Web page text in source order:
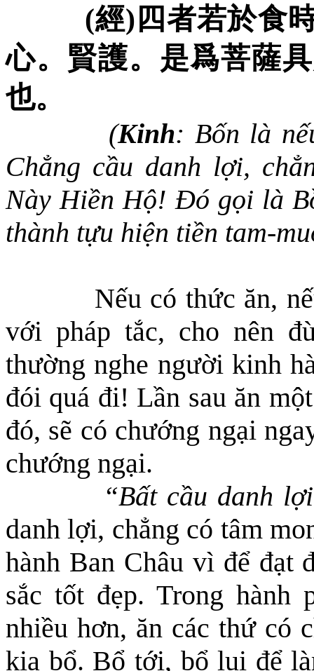
(經) 四者若於食
心。賢護。是爲菩薩
也。
(Kinh: Bốn là
Chẳng cầu danh lợi,
Này Hiền Hộ! Đó gọi là
thành tựu hiện tiền tam-
Nếu có thức ăn,
với pháp tắc, cho nên
thường nghe người kinh
đói quá đi! Lần sau ăn
đó, sẽ có chướng ngại
chướng ngại.
“Bất cầu danh
danh lợi, chẳng có tâm
hành Ban Châu vì để đạt
sắc tốt đẹp. Trong hành
nhiều hơn, ăn các thứ có
kia bổ. Bổ tới, bổ lui để